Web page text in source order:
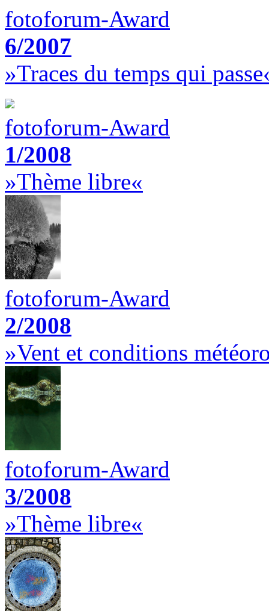
fotoforum-Award
6/2007
»Traces du temps qui
fotoforum-Award
1/2008
»Thème libre«
fotoforum-Award
2/2008
»Vent et conditions
fotoforum-Award
3/2008
»Thème libre«